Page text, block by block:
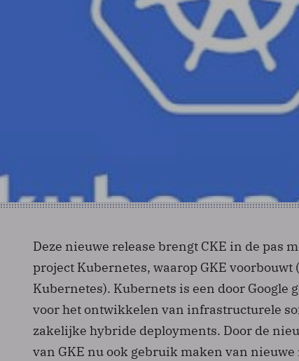
Deze nieuwe release brengt CKE in de pas
project Kubernetes, waarop GKE voorbouwt
Kubernetes). Kubernets is een door
voor het ontwikkelen van infrastructurele
zakelijke hybride deployments. Door de
van GKE nu ook gebruik maken van